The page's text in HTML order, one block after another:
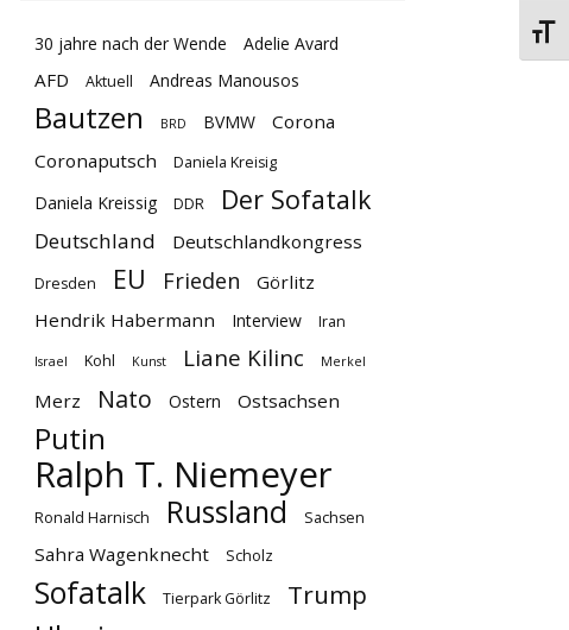
30 jahre nach der Wende Adelie Avard
AFD Aktuell Andreas Manousos
Bautzen BRD BVMW
Corona
Coronaputsch
Daniela Kreisig
Daniela Kreissig DDR Der Sofatalk
Deutschland Deutschlandkongress
Dresden EU Frieden
Görlitz
Hendrik Habermann
Interview Iran
Israel Kohl Kunst Liane Kilinc Merkel
Merz Nato Ostern Ostsachsen
Putin
Ralph T. Niemeyer
Ronald Harnisch Russland Sachsen
Sahra Wagenknecht Scholz
Sofatalk Tierpark Görlitz Trump